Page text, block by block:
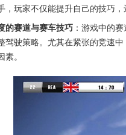
，玩家不仅能提升自己的技巧
的赛道与赛车技巧 ：游戏中的
驾驶策略。尤其在紧张的竞速
素。